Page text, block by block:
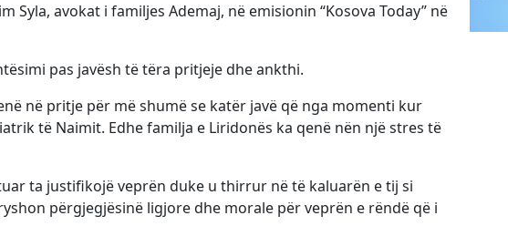
avokat i familjes Ademaj, në emisionin “Kosova Today” në
pas javësh të tëra pritjeje dhe ankthi.
në pritje për më shumë se katër javë që nga momenti kur
të Naimit. Edhe familja e Liridonës ka qenë nën një stres të
ta justifikojë veprën duke u thirrur në të kaluarën e tij si
përgjegjësinë ligjore dhe morale për veprën e rëndë që i